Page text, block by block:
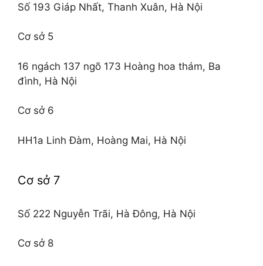
Số 193 Giáp Nhất, Thanh Xuân, Hà Nội
Cơ sở 5
16 ngách 137 ngõ 173 Hoàng hoa thám, Ba
đình, Hà Nội
Cơ sở 6
HH1a Linh Đàm, Hoàng Mai, Hà Nội
Cơ sở 7
Số 222 Nguyễn Trãi, Hà Đông, Hà Nội
Cơ sở 8